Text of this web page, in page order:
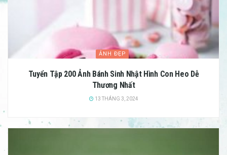
ẢNH ĐẸP
Tuyển Tập 200 Ảnh Bánh Sinh Nhật Hình Con Heo Dễ
Thương Nhất
13 THÁNG 3, 2024